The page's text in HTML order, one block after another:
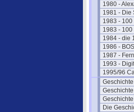
1980 -
1981 - Die
1983 - 100
1983 - 100
1984 - die
1986 -
1987 -
1993 -
1995/96
Die